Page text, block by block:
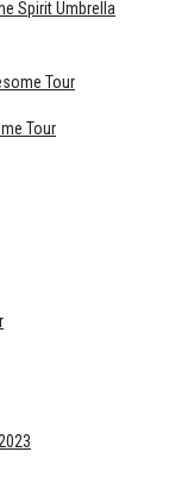
Spirit Umbrella
Tour